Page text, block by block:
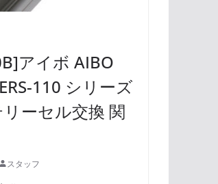
アイボ AIBO
110 シリーズ
ーセル交換 関
スタッフ